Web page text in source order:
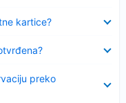
kartice?
preko